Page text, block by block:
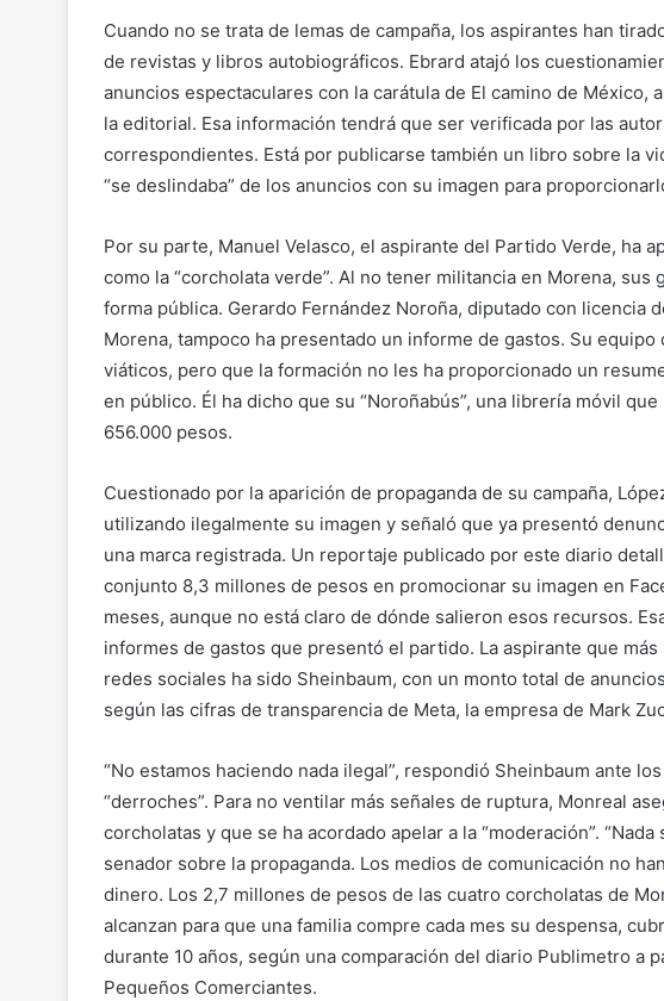
Cuando no se trata de lemas de campaña, los aspirantes han
de revistas y libros autobiográficos. Ebrard atajó los
anuncios espectaculares con la carátula de El camino de México,
la editorial. Esa información tendrá que ser verificada por las
correspondientes. Está por publicarse también un libro sobre la
“se deslindaba” de los anuncios con su imagen para
Por su parte, Manuel Velasco, el aspirante del Partido Verde, ha
como la “corcholata verde”. Al no tener militancia en Morena,
forma pública. Gerardo Fernández Noroña, diputado con licencia
Morena, tampoco ha presentado un informe de gastos. Su
viáticos, pero que la formación no les ha proporcionado un
en público. Él ha dicho que su “Noroñabús”, una librería móvil
656.000 pesos.
Cuestionado por la aparición de propaganda de su campaña,
utilizando ilegalmente su imagen y señaló que ya presentó
una marca registrada. Un reportaje publicado por este diario
conjunto 8,3 millones de pesos en promocionar su imagen en
meses, aunque no está claro de dónde salieron esos recursos.
informes de gastos que presentó el partido. La aspirante que
redes sociales ha sido Sheinbaum, con un monto total de
según las cifras de transparencia de Meta, la empresa de Mark
“No estamos haciendo nada ilegal”, respondió Sheinbaum ante
“derroches”. Para no ventilar más señales de ruptura, Monreal
corcholatas y que se ha acordado apelar a la “moderación”.
senador sobre la propaganda. Los medios de comunicación no
dinero. Los 2,7 millones de pesos de las cuatro corcholatas de
alcanzan para que una familia compre cada mes su despensa,
durante 10 años, según una comparación del diario Publimetro a
Pequeños Comerciantes.